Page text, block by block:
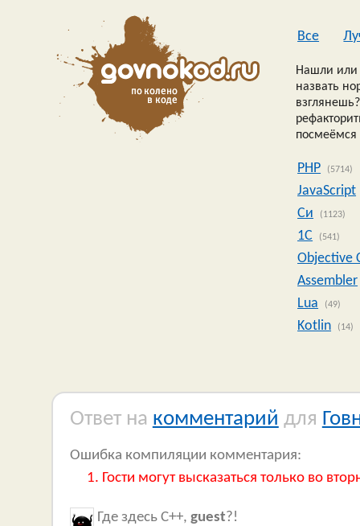
Все
Нашли или
назвать
посмеёмся
PHP (5714)
JavaScript
Си
(1123)
1C (541)
Objective
Assembler
Lua
(49)
Kotlin (14)
Ответ на комментарий для
Ошибка компиляции комментария:
Гости могут высказаться только во
Где здесь C++, guest?!